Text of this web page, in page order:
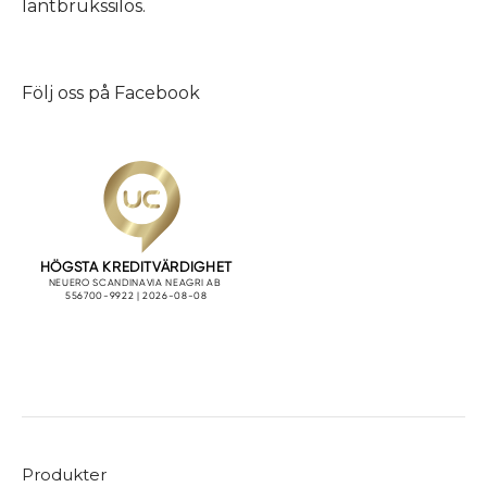
lantbrukssilos.
Följ oss på Facebook
Produkter